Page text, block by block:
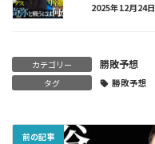
2025年12月24日
カテゴリー 勝敗予想
タグ 勝敗予想
前の記事